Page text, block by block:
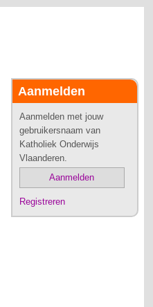
Aanmelden
Aanmelden met jouw
gebruikersnaam van
Katholiek Onderwijs
Vlaanderen.
Aanmelden
Registreren